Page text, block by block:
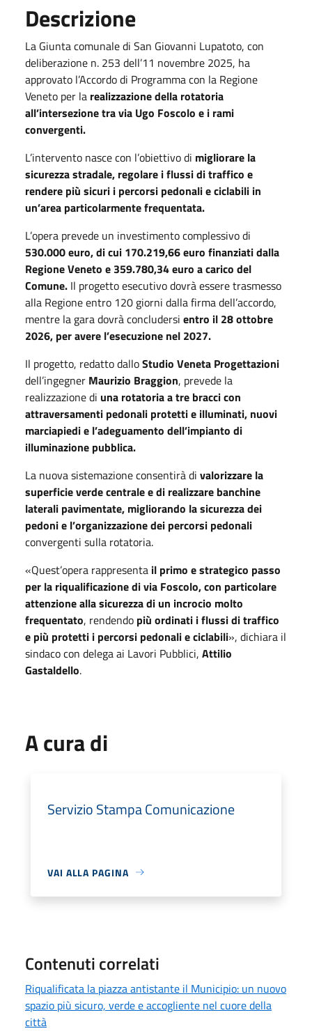
Descrizione
La Giunta comunale di San Giovanni Lupatoto, con
deliberazione n. 253 dell’11 novembre 2025, ha
approvato l’Accordo di Programma con la Regione
Veneto per la realizzazione della rotatoria
all’intersezione tra via Ugo Foscolo e i rami
convergenti.
L’intervento nasce con l’obiettivo di migliorare la
sicurezza stradale, regolare i flussi di traffico e
rendere più sicuri i percorsi pedonali e ciclabili in
un’area particolarmente frequentata.
L’opera prevede un investimento complessivo di
530.000 euro, di cui 170.219,66 euro finanziati dalla
Regione Veneto e 359.780,34 euro a carico del
Comune. Il progetto esecutivo dovrà essere trasmesso
alla Regione entro 120 giorni dalla firma dell’accordo,
mentre la gara dovrà concludersi entro il 28 ottobre
2026, per avere l’esecuzione nel 2027.
Il progetto, redatto dalloStudio Veneta Progettazioni
dell’ingegner Maurizio Braggion, prevede la
realizzazione di una rotatoria a tre bracci con
attraversamenti pedonali protetti e illuminati, nuovi
marciapiedi e l’adeguamento dell’impianto di
illuminazione pubblica.
La nuova sistemazione consentirà di valorizzare la
superficie verde centrale e di realizzare banchine
laterali pavimentate, migliorando la sicurezza dei
pedoni e l’organizzazione dei percorsi pedonali
convergenti sulla rotatoria.
«Quest’opera rappresenta il primo e strategico passo
per la riqualificazione di via Foscolo, con particolare
attenzione alla sicurezza di un incrocio molto
frequentato, rendendo più ordinati i flussi di traffico
e più protetti i percorsi pedonali e ciclabili», dichiara il
sindaco con delega ai Lavori Pubblici, Attilio
Gastaldello.
A cura di
Servizio Stampa Comunicazione
VAI ALLA PAGINA
Contenuti correlati
Riqualificata la piazza antistante il Municipio: un nuovo
spazio più sicuro, verde e accogliente nel cuore della
città